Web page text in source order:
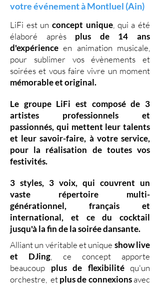
votre événement à Montluel (Ain)
LiFi est unconcept unique, qui a été
élaboré après plus de 14 ans
d'expérience en animation musicale,
pour sublimer vos évènements et
soirées et vous faire vivre un moment
mémorable et original.
Le groupe LiFi est composé de 3
artistes professionnels et
passionnés, qui mettent leur talents
et leursavoir-faire, à votre service,
pour la réalisation de toutes vos
festivités.
3 styles, 3 voix, qui couvrent un
vaste répertoire multi-
générationnel,
français et
international, et ce du cocktail
jusqu'à la fin de la soirée dansante.
Alliant un véritable et unique show live
et DJing
ce concept apporte
beaucoup plus de flexibilitéqu'un
orchestre, etplus de connexionsavec